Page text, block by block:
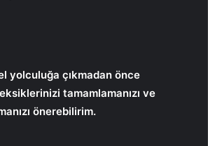
yolculuğa çıkmadan önce
eksiklerinizi tamamlamanızı ve
önerebilirim.